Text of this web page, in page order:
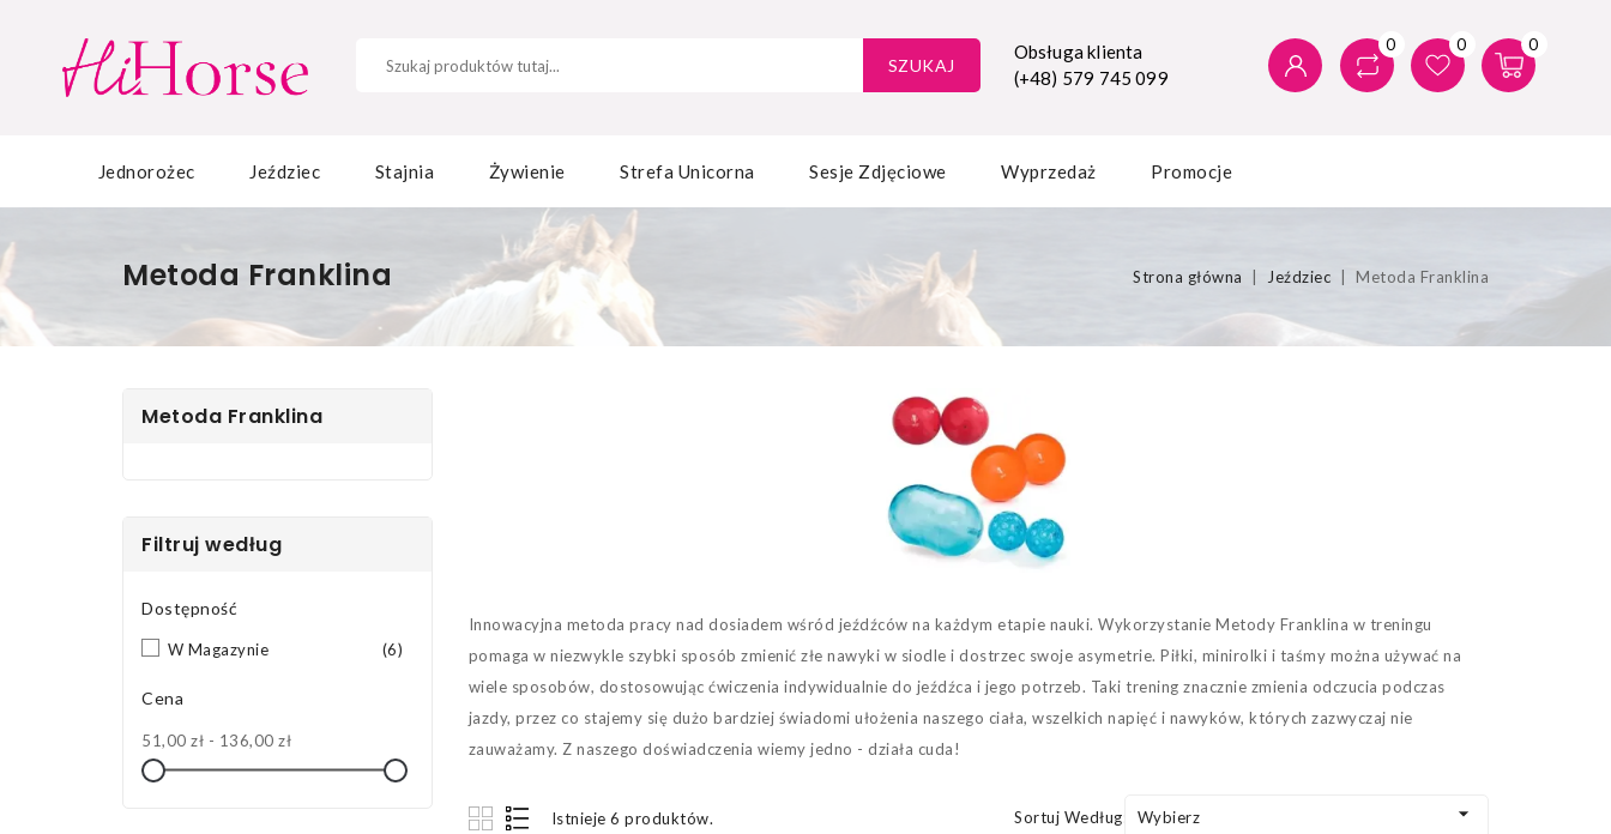
0
0
0
SZUKAJ
Obsługa klienta
(+48) 579 745 099
Jednorożec Jeździec Stajnia Żywienie Strefa Unicorna Sesje Zdjęciowe Wyprzedaż Promocje
Metoda Franklina Strona główna Jeździec Metoda Franklina
Metoda Franklina
Filtruj według
Dostępność
W Magazynie (6)
Cena
51,00 zł - 136,00 zł
Innowacyjna metoda pracy nad dosiadem wśród jeźdźców na każdym etapie nauki. Wykorzystanie Metody Franklina w treningu
pomaga w niezwykle szybki sposób zmienić złe nawyki w siodle i dostrzec swoje asymetrie. Piłki, minirolki i taśmy można używać na
wiele sposobów, dostosowując ćwiczenia indywidualnie do jeźdźca i jego potrzeb. Taki trening znacznie zmienia odczucia podczas
jazdy, przez co stajemy się dużo bardziej świadomi ułożenia naszego ciała, wszelkich napięć i nawyków, których zazwyczaj nie
zauważamy. Z naszego doświadczenia wiemy jedno - działa cuda!
Istnieje 6 produktów. Sortuj Według: Wybierz 